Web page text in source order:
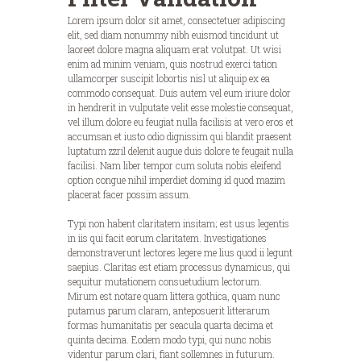
Lorem ipsum dolor sit amet, consectetuer adipiscing
elit, sed diam nonummy nibh euismod tincidunt ut
laoreet dolore magna aliquam erat volutpat. Ut wisi
enim ad minim veniam, quis nostrud exerci tation
ullamcorper suscipit lobortis nisl ut aliquip ex ea
commodo consequat. Duis autem vel eum iriure dolor
in hendrerit in vulputate velit esse molestie consequat,
vel illum dolore eu feugiat nulla facilisis at vero eros et
accumsan et iusto odio dignissim qui blandit praesent
luptatum zzril delenit augue duis dolore te feugait nulla
facilisi. Nam liber tempor cum soluta nobis eleifend
option congue nihil imperdiet doming id quod mazim
placerat facer possim assum.
Typi non habent claritatem insitam; est usus legentis
in iis qui facit eorum claritatem. Investigationes
demonstraverunt lectores legere me lius quod ii legunt
saepius. Claritas est etiam processus dynamicus, qui
sequitur mutationem consuetudium lectorum.
Mirum est notare quam littera gothica, quam nunc
putamus parum claram, anteposuerit litterarum
formas humanitatis per seacula quarta decima et
quinta decima. Eodem modo typi, qui nunc nobis
videntur parum clari, fiant sollemnes in futurum.